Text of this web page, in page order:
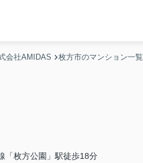
会社AMIDAS 枚方市のマンション一覧
「枚方公園」駅徒歩18分